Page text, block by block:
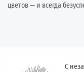
цветов — и всегда
С